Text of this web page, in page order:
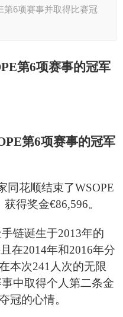
第6项赛事并取得比赛冠
第6项赛事的冠军
同花顺结束了WSOPE
得奖金€86,596。
链诞生于2013年的
在2014年和2016年分
本次241人次的无限
中取得个人第二条金
冠的心情。